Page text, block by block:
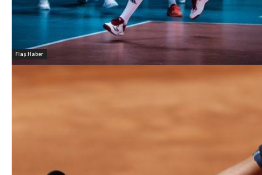
Flaş Haber